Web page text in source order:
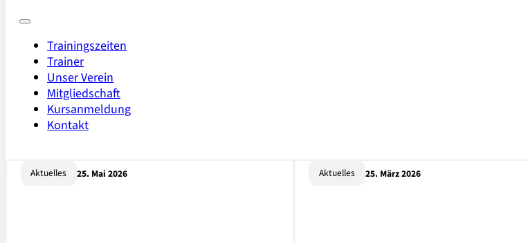
Trainingszeiten
Trainer
Unser Verein
Mitgliedschaft
Kursanmeldung
Kontakt
Aktuelles 25. Mai 2026 Aktuelles 25. März 2026